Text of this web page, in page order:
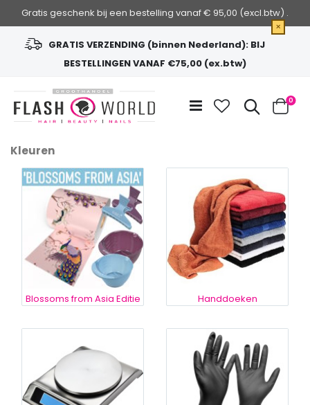
Gratis geschenk bij een bestelling vanaf € 95,00 (excl.btw) .
×
GRATIS VERZENDING (binnen Nederland): BIJ
BESTELLINGEN VANAF €75,00 (ex.btw)
de
inhoud
Zoek
Cart
0
Kleuren
Blossoms from Asia Editie Handdoeken